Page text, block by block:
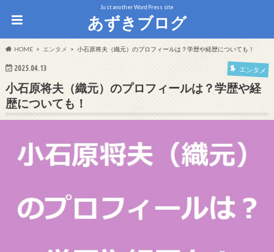
Just another WordPress site
あずきブログ
HOME エンタメ 小石原将夫（織元）のプロフィールは？学歴や経歴についても！
2025.04.13 エンタメ
小石原将夫（織元）のプロフィールは？学歴や経
歴についても！